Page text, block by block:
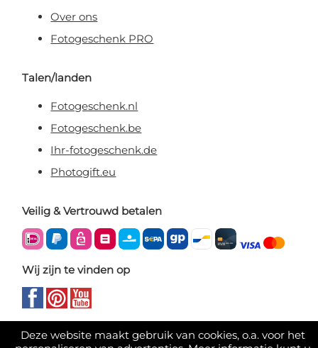
Deze website maakt gebruik van cookies, o.a. voor het
Over ons
Fotogeschenk PRO
Talen/landen
Fotogeschenk.nl
Fotogeschenk.be
Ihr-fotogeschenk.de
Photogift.eu
Veilig & Vertrouwd betalen
Wij zijn te vinden op